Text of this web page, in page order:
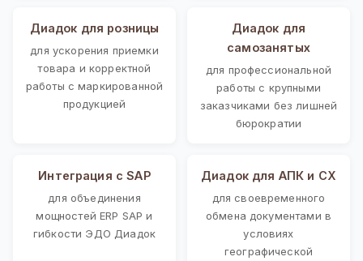
Диадок для розницы
для ускорения приемки
товара и корректной
работы с маркированной
продукцией
Диадок для
самозанятых
для профессиональной
работы с крупными
заказчиками без лишней
бюрократии
Интеграция с SAP
для объединения
мощностей ERP SAP и
гибкости ЭДО Диадок
Диадок для АПК и СХ
для своевременного
обмена документами в
условиях
географической